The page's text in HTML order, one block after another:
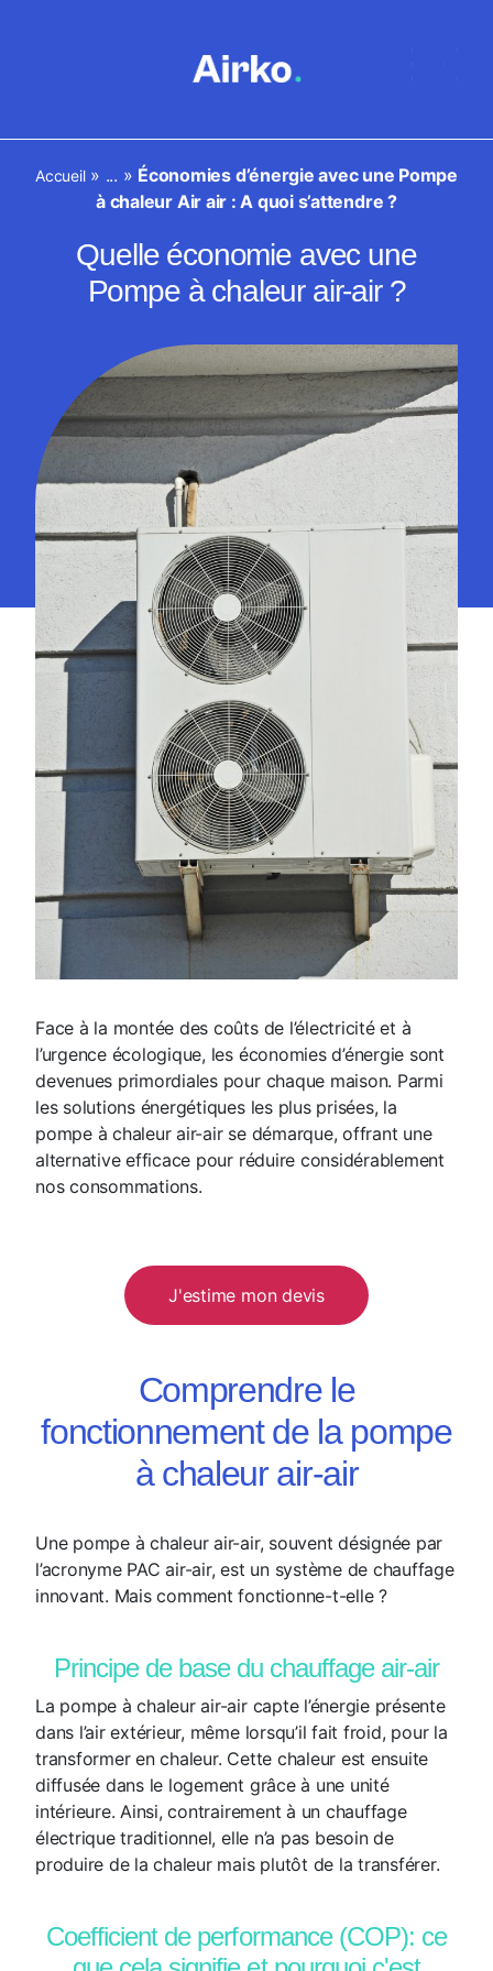
Accueil» ... » Économies d’énergie avec une Pompe
à chaleur Air air : A quoi s’attendre ?
Quelle économie avec une
Pompe à chaleur air-air ?
Face à la montée des coûts de l’électricité et à
l’urgence écologique, les économies d’énergie sont
devenues primordiales pour chaque maison. Parmi
les solutions énergétiques les plus prisées, la
pompe à chaleur air-air se démarque, offrant une
alternative efficace pour réduire considérablement
nos consommations.
J'estime mon devis
Comprendre le
fonctionnement de la pompe
à chaleur air-air
Une pompe à chaleur air-air, souvent désignée par
l’acronyme PAC air-air, est un système de chauffage
innovant. Mais comment fonctionne-t-elle ?
Principe de base du chauffage air-air
La pompe à chaleur air-air capte l’énergie présente
dans l’air extérieur, même lorsqu’il fait froid, pour la
transformer en chaleur. Cette chaleur est ensuite
diffusée dans le logement grâce à une unité
intérieure. Ainsi, contrairement à un chauffage
électrique traditionnel, elle n’a pas besoin de
produire de la chaleur mais plutôt de la transférer.
Coefficient de performance (COP): ce